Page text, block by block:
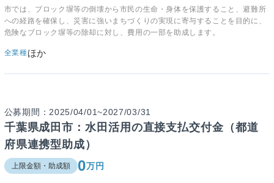
市では、ブロック塀等の倒壊から市民の生命・身体を保護すること、避難所
への経路を確保し、災害に強いまちづくりの実現に寄与することを目的に、
危険なブロック塀等の除却に対し、費用の一部を助成します。
全業種ほか
公募期間：2025/04/01~2027/03/31
千葉県成田市：水田活用の直接支払交付金（都道
府県連携型助成）
上限金額・助成額 0万円